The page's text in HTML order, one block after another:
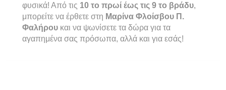
φυσικά! Από τις 10 το πρωί έως τις 9 το βράδυ,
μπορείτε να έρθετε στη Μαρίνα Φλοίσβου Π.
Φαλήρου και να ψωνίσετε τα δώρα για τα
αγαπημένα σας πρόσωπα, αλλά και για εσάς!